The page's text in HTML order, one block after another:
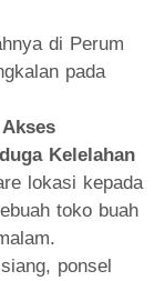
di Perum
pada
Kelelahan
lokasi kepada
toko buah
ponsel